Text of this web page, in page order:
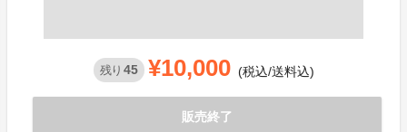
残り 45 ¥10,000 (税込/送料込)
販売終了